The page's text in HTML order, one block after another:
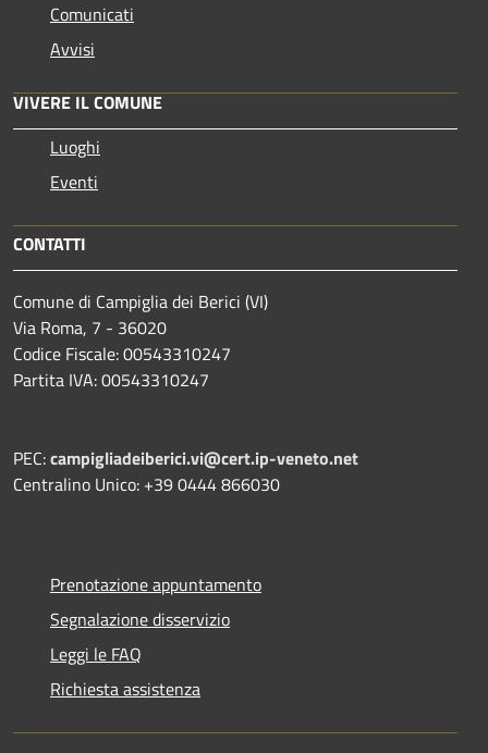
Comunicati
Avvisi
VIVERE IL COMUNE
Luoghi
Eventi
CONTATTI
Comune di Campiglia dei Berici (VI)
Via Roma, 7 - 36020
Codice Fiscale: 00543310247
Partita IVA: 00543310247
PEC:campigliadeiberici.vi@cert.ip-veneto.net
Centralino Unico: +39 0444 866030
Prenotazione appuntamento
Segnalazione disservizio
Leggi le FAQ
Richiesta assistenza